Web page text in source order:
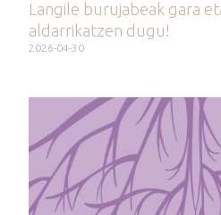
Langile burujabeak gara
aldarrikatzen dugu!
2026-04-30